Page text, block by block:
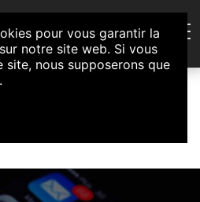
et d'Initiatives Citoyennes
pour vous garantir la
notre site web. Si vous
nous supposerons que